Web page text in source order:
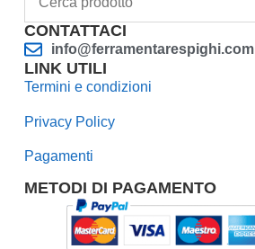
CONTATTACI
info@ferramentarespighi.com
LINK UTILI
Termini e condizioni
Privacy Policy
Pagamenti
METODI DI PAGAMENTO